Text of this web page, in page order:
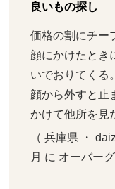
良いもの探し
価格の割にチー
顔にかけたとき
いでおりてくる。
顔から外すと止
かけて他所を見
（ 兵庫県 ・
月 に オーバー